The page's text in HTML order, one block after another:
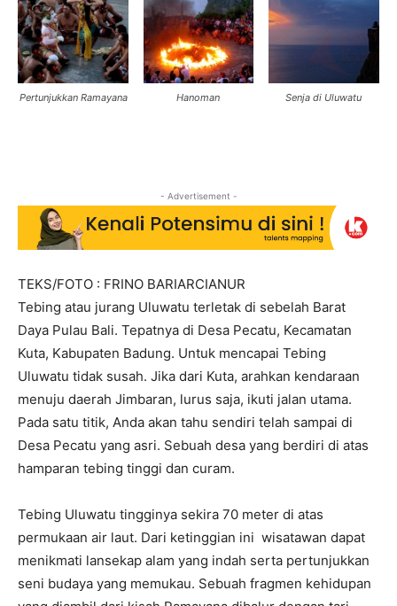
Pertunjukkan Ramayana Hanoman Senja di Uluwatu
- Advertisement -
TEKS/FOTO : FRINO BARIARCIANUR
Tebing atau jurang Uluwatu terletak di sebelah Barat
Daya Pulau Bali. Tepatnya di Desa Pecatu, Kecamatan
Kuta, Kabupaten Badung. Untuk mencapai Tebing
Uluwatu tidak susah. Jika dari Kuta, arahkan kendaraan
menuju daerah Jimbaran, lurus saja, ikuti jalan utama.
Pada satu titik, Anda akan tahu sendiri telah sampai di
Desa Pecatu yang asri. Sebuah desa yang berdiri di atas
hamparan tebing tinggi dan curam.
Tebing Uluwatu tingginya sekira 70 meter di atas
permukaan air laut. Dari ketinggian ini wisatawan dapat
menikmati lansekap alam yang indah serta pertunjukkan
seni budaya yang memukau. Sebuah fragmen kehidupan